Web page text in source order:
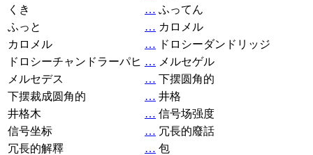
くき
… ふってん
ふっと
… カロメル
カロメル
… ドロシーダンドリッジ
ドロシーチャンドラーパヒ … メルセゲル
メルセデス
… 下摆圆角的
下摆裁成圆角的
… 井格
井格木
… 信号场强度
信号坐标
… 冗長的廢話
冗長的解釋
… 包